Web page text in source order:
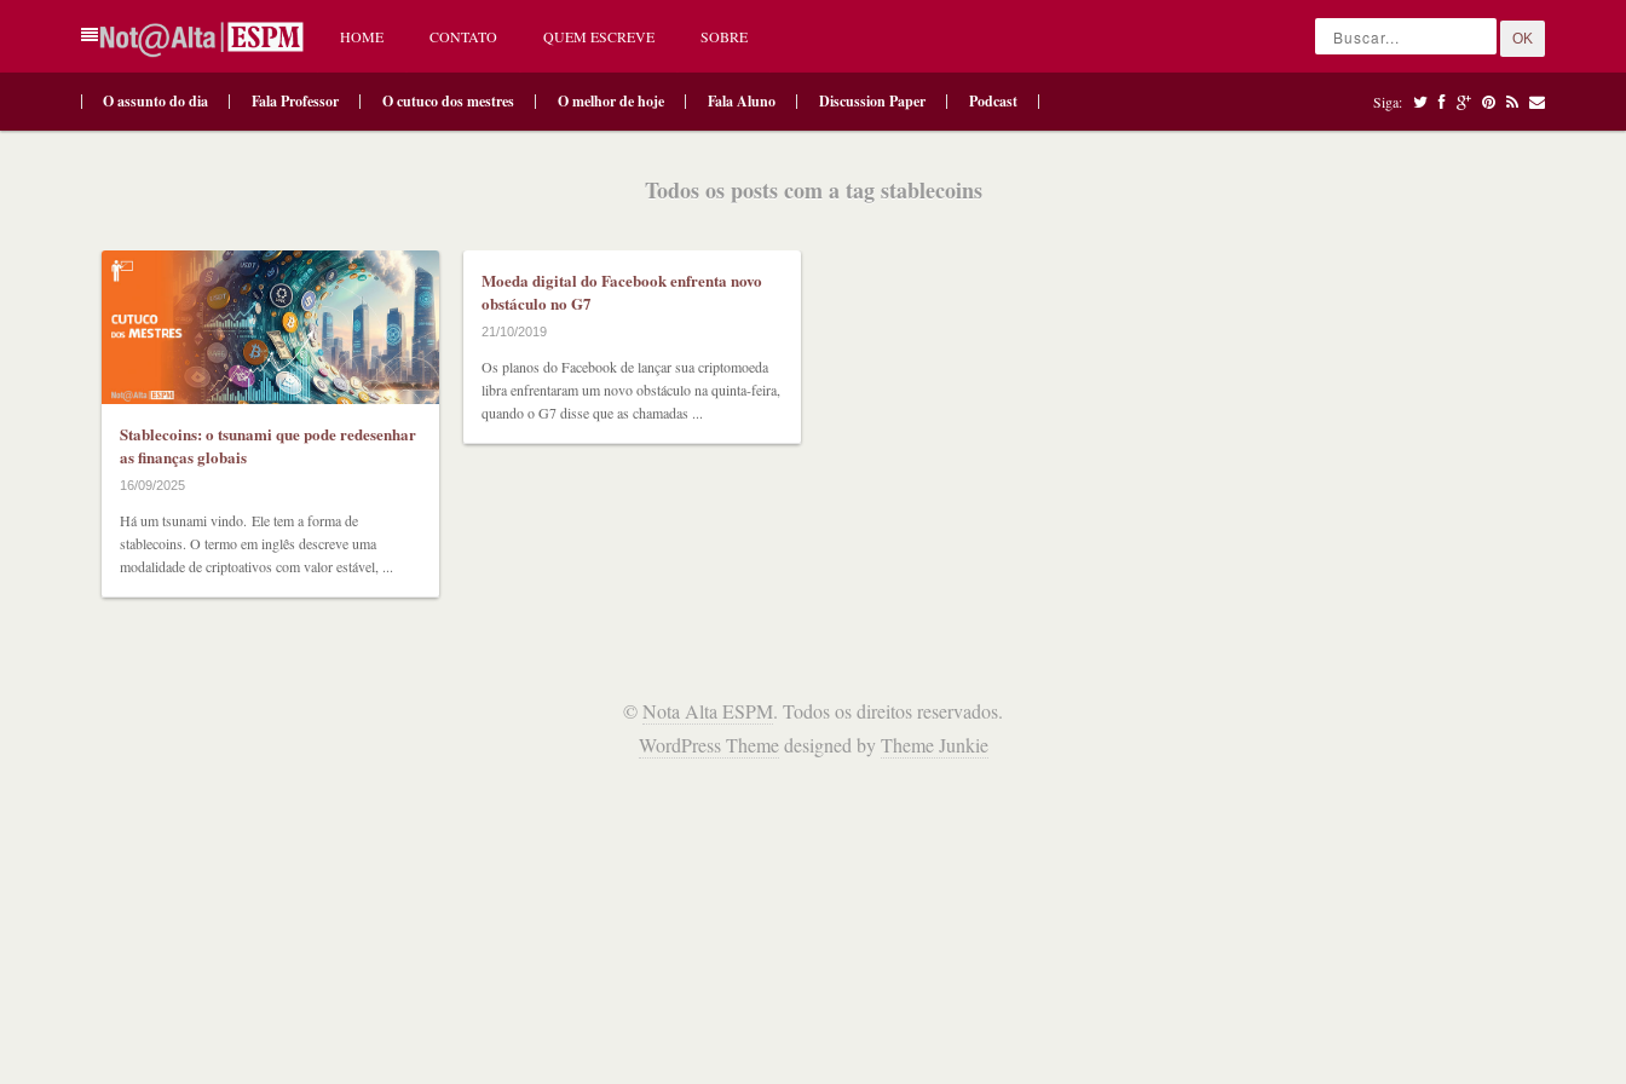
HOME CONTATO QUEM ESCREVE SOBRE OK
O assunto do dia Fala Professor O cutuco dos mestres O melhor de hoje Fala Aluno Discussion Paper Podcast Siga:
Todos os posts com a tag stablecoins
Stablecoins: o tsunami que pode redesenhar
as finanças globais
16/09/2025
Há um tsunami vindo. Ele tem a forma de
stablecoins. O termo em inglês descreve uma
modalidade de criptoativos com valor estável, ...
Moeda digital do Facebook enfrenta novo
obstáculo no G7
21/10/2019
Os planos do Facebook de lançar sua criptomoeda
libra enfrentaram um novo obstáculo na quinta-feira,
quando o G7 disse que as chamadas ...
©Nota Alta ESPM. Todos os direitos reservados.
WordPress Themedesigned by Theme Junkie